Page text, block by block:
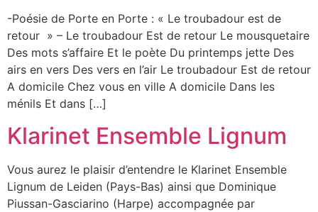
-Poésie de Porte en Porte : « Le troubadour est de
retour » – Le troubadour Est de retour Le mousquetaire
Des mots s’affaire Et le poète Du printemps jette Des
airs en vers Des vers en l’air Le troubadour Est de retour
A domicile Chez vous en ville A domicile Dans les
ménils Et dans […]
Klarinet Ensemble Lignum
Vous aurez le plaisir d’entendre le Klarinet Ensemble
Lignum de Leiden (Pays-Bas) ainsi que Dominique
Piussan-Gasciarino (Harpe) accompagnée par